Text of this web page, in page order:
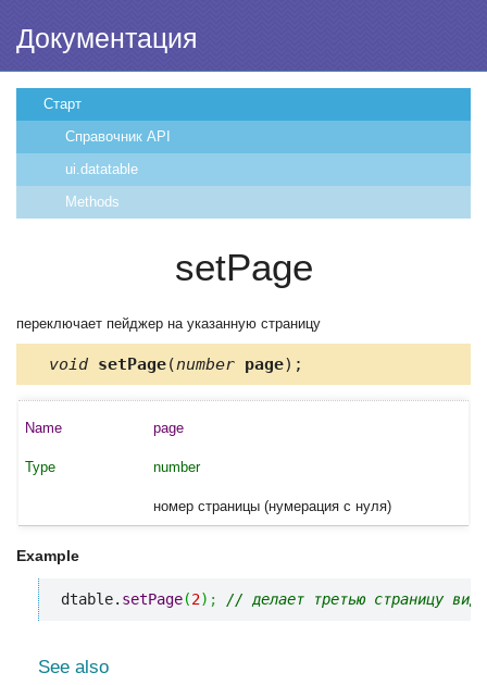
Документация
Старт
Справочник API
ui.datatable
Methods
setPage
переключает пейджер на указанную страницу
void setPage(number page);
page
number
номер страницы (нумерация с нуля)
Example
dtable. setPage(2) ; // делает третью страницу
See also